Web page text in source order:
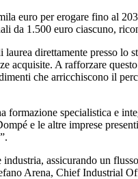
euro per erogare fino al
1.500 euro ciascuno,
direttamente presso
acquisite. A rafforzare
che arricchiscono il
specialistica e
e le altre imprese
assicurando un
Arena, Chief Industrial